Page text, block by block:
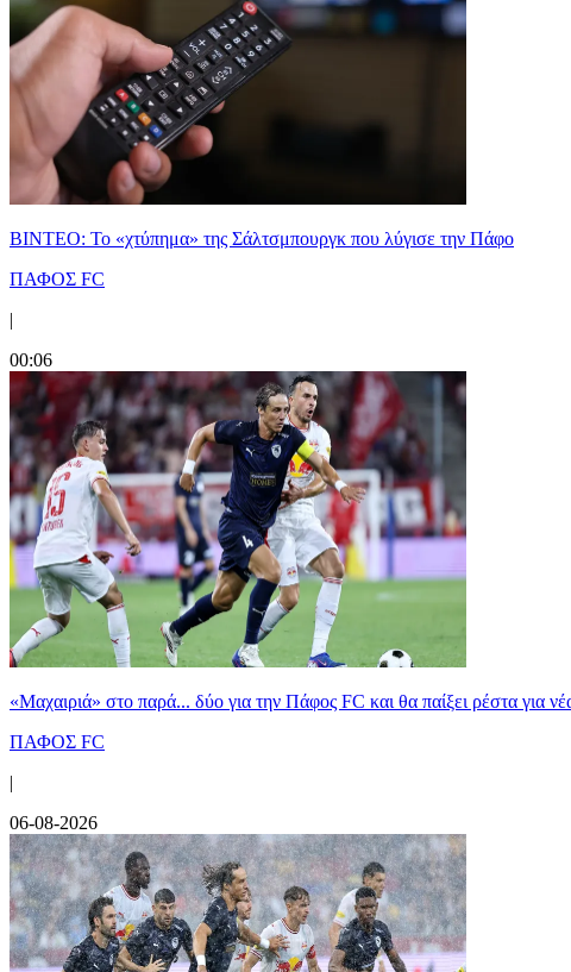
ΒΙΝΤΕΟ: Το «χτύπημα» της Σάλτσμπουργκ που λύγισε την Πάφο
ΠΑΦΟΣ FC
|
00:06
«Μαχαιριά» στο παρά... δύο για την Πάφος FC και θα παίξει ρέστα για
ΠΑΦΟΣ FC
|
06-08-2026